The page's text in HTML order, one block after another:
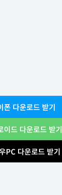
폰 다운로드 받기
이드 다운로드 받기
PC 다운로드 받기